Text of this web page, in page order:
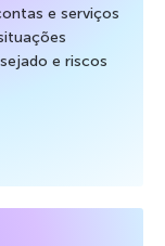
e serviços
e riscos